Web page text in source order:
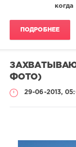
когда
ПОДРОБНЕЕ
ФОТО)
29-06-2013,